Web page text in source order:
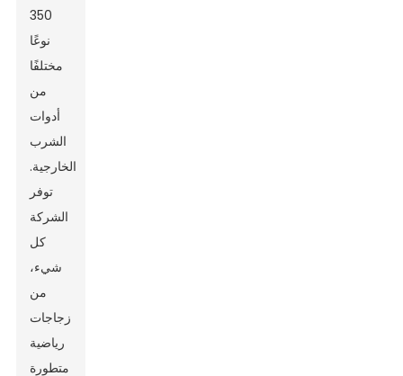
350
نوعًا
مختلفًا
من
أدوات
الشرب
الخارجية.
توفر
الشركة
كل
شيء،
من
زجاجات
رياضية
متطورة